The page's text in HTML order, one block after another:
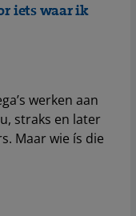
iets waar ik
werken aan
straks en later
Maar wie ís die